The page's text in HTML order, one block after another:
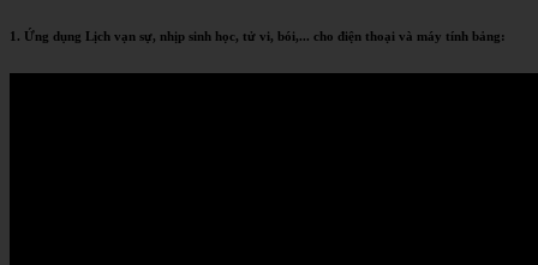
1. Ứng dụng Lịch vạn sự, nhịp sinh học, tử vi, bói,... cho điện thoại và máy tính bảng: